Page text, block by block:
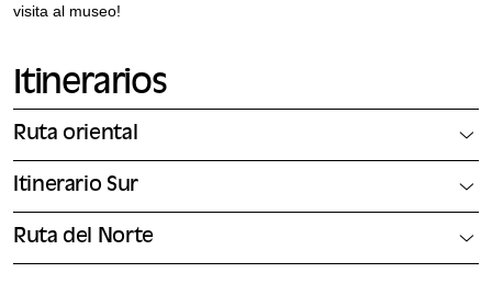
visita al museo!
Itinerarios
Ruta oriental
Itinerario Sur
Ruta del Norte